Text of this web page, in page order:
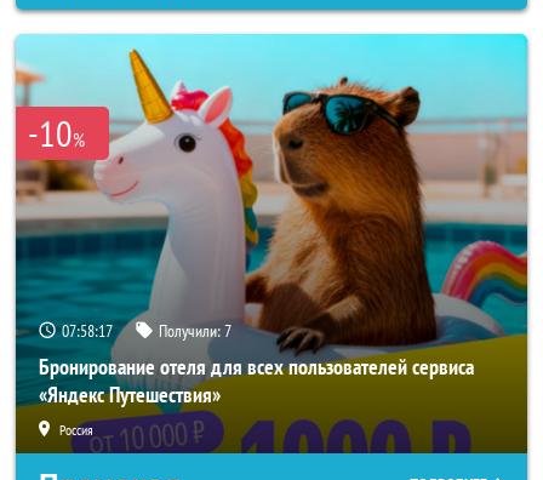
-10%
07:58:16 Получили:7
Бронирование отеля для всех пользователей сервиса
«Яндекс Путешествия»
Россия